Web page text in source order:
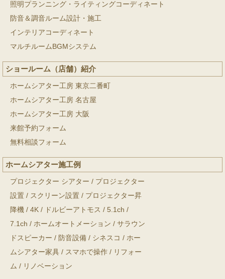
照明プランニング・ライティングコーディネート
防音＆調音ルーム設計・施工
インテリアコーディネート
マルチルームBGMシステム
ショールーム（店舗）紹介
ホームシアター工房 東京二番町
ホームシアター工房 名古屋
ホームシアター工房 大阪
来館予約フォーム
無料相談フォーム
ホームシアター施工例
プロジェクター シアター / プロジェクター
設置 / スクリーン設置 / プロジェクター昇
降機 / 4K / ドルビーアトモス / 5.1ch /
7.1ch / ホームオートメーション / サラウン
ドスピーカー / 防音設備 / シネスコ / ホー
ムシアター家具 / スマホで操作 / リフォー
ム / リノベーション